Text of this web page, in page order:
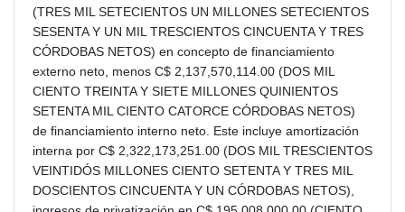
(TRES MIL SETECIENTOS UN MILLONES SETECIENTOS
SESENTA Y UN MIL TRESCIENTOS CINCUENTA Y TRES
CÓRDOBAS NETOS) en concepto de financiamiento
externo neto, menos C$ 2,137,570,114.00 (DOS MIL
CIENTO TREINTA Y SIETE MILLONES QUINIENTOS
SETENTA MIL CIENTO CATORCE CÓRDOBAS NETOS)
de financiamiento interno neto. Este incluye amortización
interna por C$ 2,322,173,251.00 (DOS MIL TRESCIENTOS
VEINTIDÓS MILLONES CIENTO SETENTA Y TRES MIL
DOSCIENTOS CINCUENTA Y UN CÓRDOBAS NETOS),